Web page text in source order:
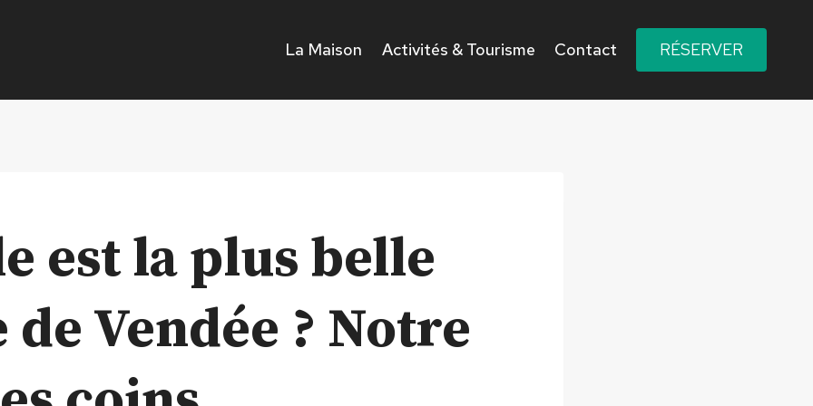
La Maison Activités & Tourisme Contact RÉSERVER
est la plus belle
de Vendée ? Notre